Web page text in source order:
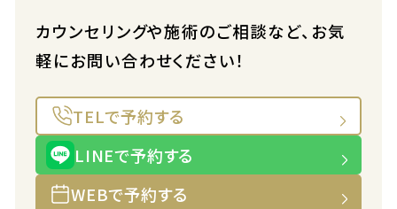
カウンセリングや施術のご相談など、お気
軽にお問い合わせください！
TELで予約する
LINEで予約する
WEBで予約する